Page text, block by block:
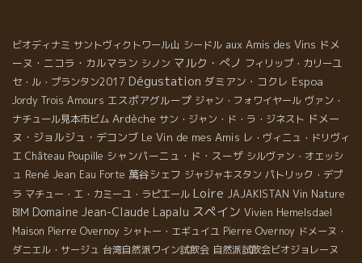
ビオディナミ サントヴィクトワール山 シードル aux Amis des Vins ドメ
ーヌ・ニコラ・カルマラン シノン マルク・ぺノ フィリップ・カリーユ
セ・ル・プランタン2017 Dégustation ダミアン・コクレ Espoa
Jordy Trois Amours エスポアグループ ジャン・フォワイヤール ヴァン・
ナチュール見本市ビム Ardèche サン・ジャン・ド・ラ・ジネスト ドメー
ヌ・ジョルジュ・デコンブ Le Vin de mes Amis レ・ヴィニュ・ドリヴィ
エ Château Poupille シャンパーニュ・ド・スーザ シルヴァン・オエッシ
ュ René Jean Eau Forte 萬谷シェフ ジャジャキスタン パトリック・デプ
ラ マチュー・エ・カミーユ・ラピエール Loire JAJAKISTAN Vin Nature
BIM Domaine Jean-Claude Lapalu スペイン Vivien Hemelsdael
Maison Pierre Overnoy シャトー・エギュイユ Pierre Overnoy ドメーヌ・
ダニエル・サージュ 台湾自然派ワイン試飲会 自然派試飲会ビオジョレーヌ